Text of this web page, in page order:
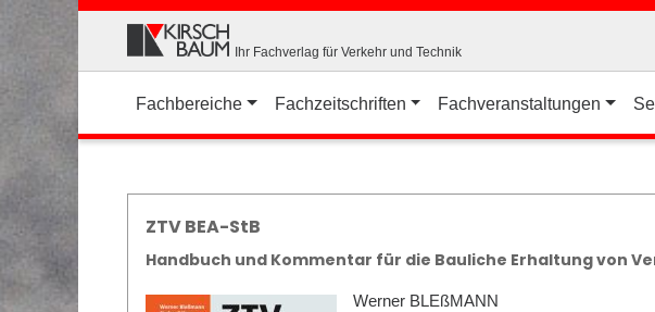
Ihr Fachverlag für Verkehr und Technik
Fachbereiche Fachzeitschriften Fachveranstaltungen
ZTV BEA-StB
Handbuch und Kommentar für die Bauliche Erhaltung von
Werner BLEßMANN